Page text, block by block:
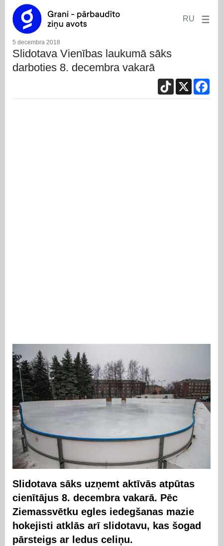
RU
5 decembra 2018
Slidotava Vienības laukumā sāks
darboties 8. decembra vakarā
TikTok
X
Slidotava sāks uzņemt aktīvās atpūtas
cienītājus 8. decembra vakarā. Pēc
Ziemassvētku egles iedegšanas mazie
hokejisti atklās arī slidotavu, kas šogad
pārsteigs ar ledus celiņu.